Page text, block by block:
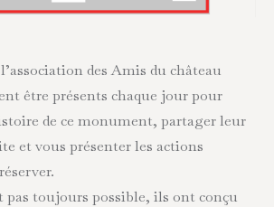
des Amis du château
être présents chaque jour pour
de ce monument, partager leur
et vous présenter les actions
pas toujours possible, ils ont conçu